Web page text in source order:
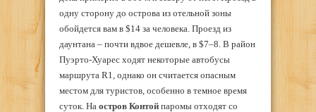
одну сторону до острова из отельной зоны
обойдется вам в $14 за человека. Проезд из
даунтана – почти вдвое дешевле, в $7–8. В район
Пуэрто-Хуарес ходят некоторые автобусы
маршрута R1, однако он считается опасным
местом для туристов, особенно в темное время
суток. На остров Контой паромы отходят со